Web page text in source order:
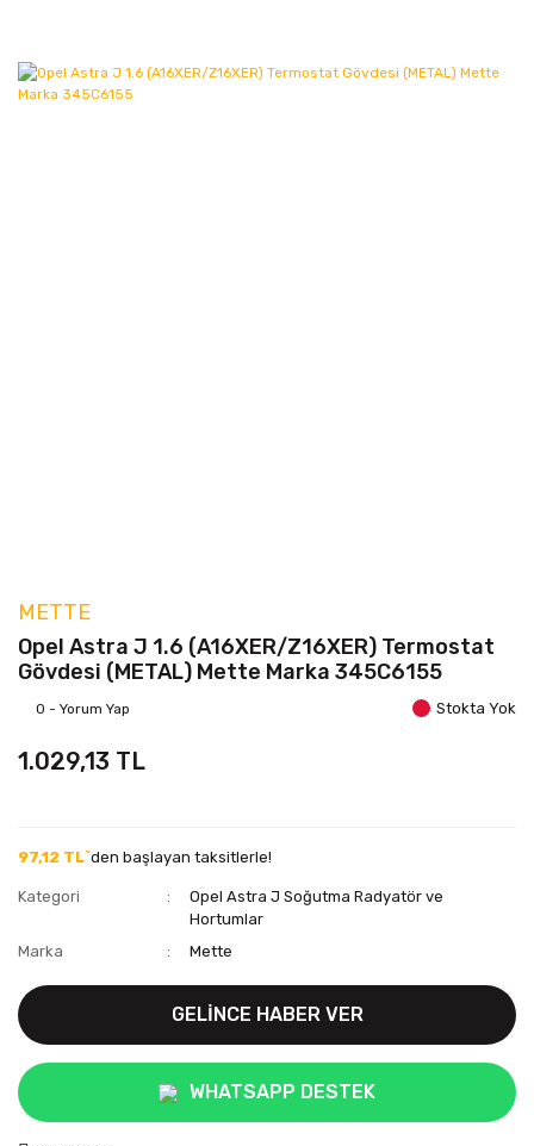
METTE
Opel Astra J 1.6 (A16XER/Z16XER) Termostat
Gövdesi (METAL) Mette Marka 345C6155
0 - Yorum Yap Stokta Yok
1.029,13 TL
97,12 TL`den başlayan taksitlerle!
Kategori
Opel Astra J Soğutma Radyatör ve
Hortumlar
Marka
Mette
GELİNCE HABER VER
WHATSAPP DESTEK